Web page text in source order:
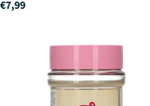
Regulärer
€7,99